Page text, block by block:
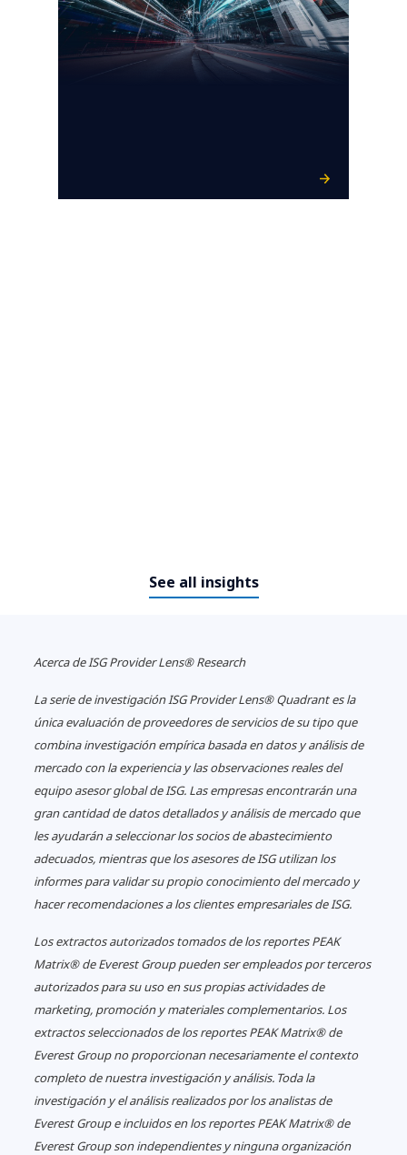
La IA empresarial se enfrenta a
un límite: una investigación de
NTT DATA revela restricciones
arquitectónicas a medida que se
intensifican los requisitos de
privacidad y soberanía
See all insights
Acercade ISG Provider Lens® Research
La serie de investigación ISG Provider Lens® Quadrant es la
única evaluación de proveedores de servicios de su tipo que
combina investigación empírica basada en datos y análisis de
mercado con la experiencia y las observaciones reales del
equipo asesor global de ISG. Las empresas encontrarán una
gran cantidad de datos detallados y análisis de mercado que
les ayudarán a seleccionar los socios de abastecimiento
adecuados, mientras que los asesores de ISG utilizan los
informes para validar su propio conocimiento del mercado y
hacer recomendaciones a los clientes empresariales de ISG.󠀲󠀡󠀧󠀠󠀳
Los extractos autorizados tomados de los reportes PEAK
Matrix® de Everest Group pueden ser empleados por terceros
autorizados para su uso en sus propias actividades de
marketing, promoción y materiales complementarios. Los
extractos seleccionados de los reportes PEAK Matrix® de
Everest Group no proporcionan necesariamente el contexto
completo de nuestra investigación y análisis. Toda la
investigación y el análisis realizados por los analistas de
Everest Group e incluidos en los reportes PEAK Matrix® de
Everest Group son independientes y ninguna organización